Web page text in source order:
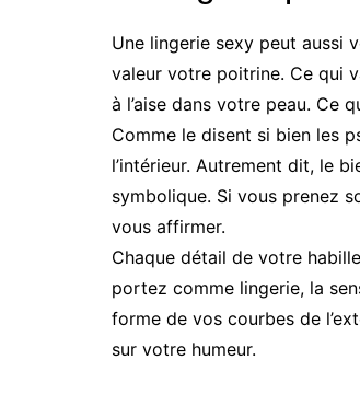
Une lingerie sexy peut aussi
valeur votre poitrine. Ce qui
à l’aise dans votre peau. Ce
Comme le disent si bien les
l’intérieur. Autrement dit, le
symbolique. Si vous prenez
vous affirmer.
Chaque détail de votre
portez comme lingerie, la
forme de vos courbes de
sur votre humeur.